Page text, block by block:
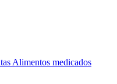
Alimentos medicados